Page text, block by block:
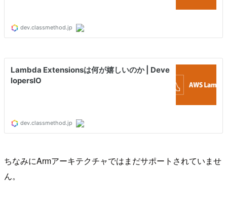
ちなみにArmアーキテクチャではまだサポートされていませ
ん。